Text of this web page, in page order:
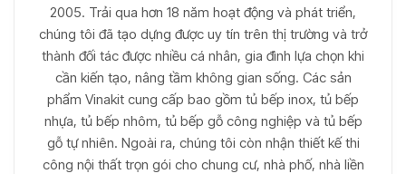
2005. Trải qua hơn 18 năm hoạt động và phát triển,
chúng tôi đã tạo dựng được uy tín trên thị trường và trở
thành đối tác được nhiều cá nhân, gia đình lựa chọn khi
cần kiến tạo, nâng tầm không gian sống. Các sản
phẩm Vinakit cung cấp bao gồm tủ bếp inox, tủ bếp
nhựa, tủ bếp nhôm, tủ bếp gỗ công nghiệp và tủ bếp
gỗ tự nhiên. Ngoài ra, chúng tôi còn nhận thiết kế thi
công nội thất trọn gói cho chung cư, nhà phố, nhà liền